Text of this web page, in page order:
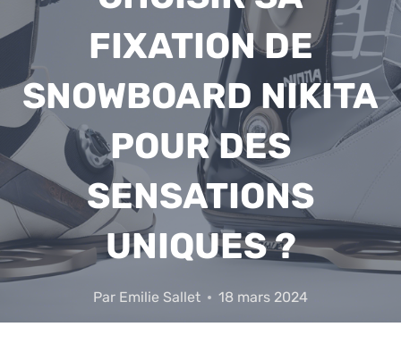
FIXATION DE
SNOWBOARD NIKITA
POUR DES
SENSATIONS
UNIQUES ?
Par Emilie Sallet 18 mars 2024